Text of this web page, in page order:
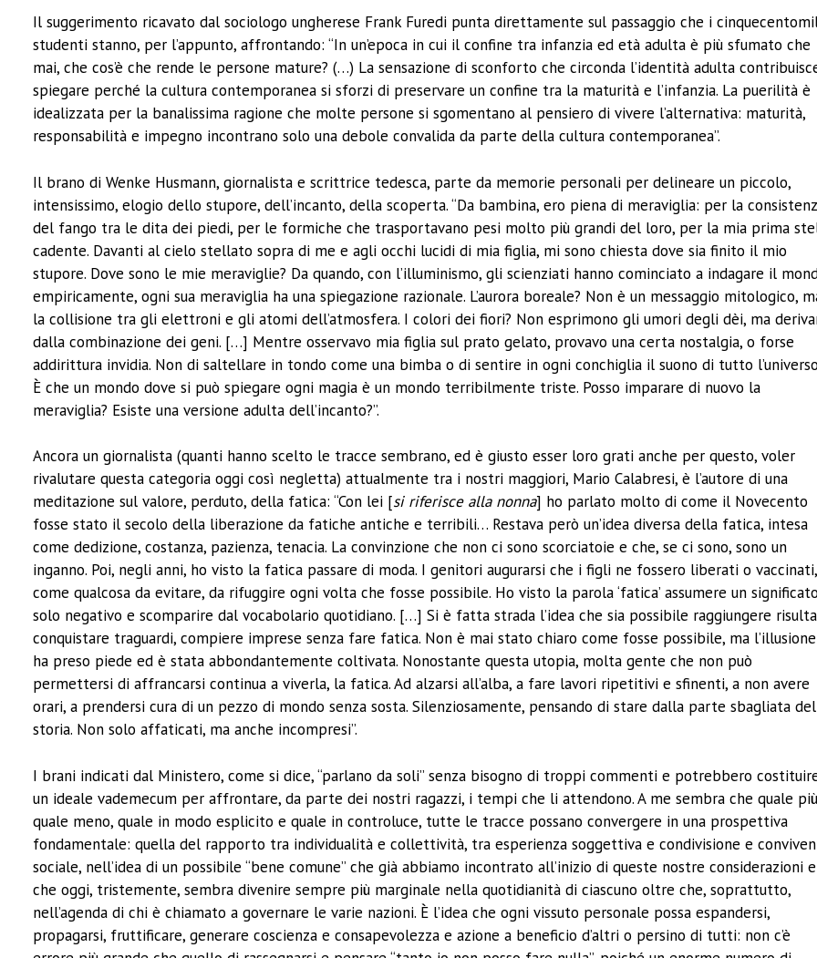
Il suggerimento ricavato dal sociologo ungherese Frank Furedi punta direttamente sul passaggio che i
studenti stanno, per l’appunto, affrontando: “In un’epoca in cui il confine tra infanzia ed età adulta è più sfumato che
mai, che cos’è che rende le persone mature? (…) La sensazione di sconforto che circonda l’identità adulta
spiegare perché la cultura contemporanea si sforzi di preservare un confine tra la maturità e l’infanzia. La puerilità è
idealizzata per la banalissima ragione che molte persone si sgomentano al pensiero di vivere l’alternativa: maturità,
responsabilità e impegno incontrano solo una debole convalida da parte della cultura contemporanea”.
Il brano di Wenke Husmann, giornalista e scrittrice tedesca, parte da memorie personali per delineare un piccolo,
intensissimo, elogio dello stupore, dell’incanto, della scoperta. “Da bambina, ero piena di meraviglia: per la
del fango tra le dita dei piedi, per le formiche che trasportavano pesi molto più grandi del loro, per la mia prima
cadente. Davanti al cielo stellato sopra di me e agli occhi lucidi di mia figlia, mi sono chiesta dove sia finito il mio
stupore. Dove sono le mie meraviglie? Da quando, con l’illuminismo, gli scienziati hanno cominciato a indagare il
empiricamente, ogni sua meraviglia ha una spiegazione razionale. L’aurora boreale? Non è un messaggio mitologico,
la collisione tra gli elettroni e gli atomi dell’atmosfera. I colori dei fiori? Non esprimono gli umori degli dèi, ma
dalla combinazione dei geni. […] Mentre osservavo mia figlia sul prato gelato, provavo una certa nostalgia, o forse
addirittura invidia. Non di saltellare in tondo come una bimba o di sentire in ogni conchiglia il suono di tutto
È che un mondo dove si può spiegare ogni magia è un mondo terribilmente triste. Posso imparare di nuovo la
meraviglia? Esiste una versione adulta dell’incanto?”.
Ancora un giornalista (quanti hanno scelto le tracce sembrano, ed è giusto esser loro grati anche per questo, voler
rivalutare questa categoria oggi così negletta) attualmente tra i nostri maggiori, Mario Calabresi, è l’autore di una
meditazione sul valore, perduto, della fatica: “Con lei [si riferisce alla nonna] ho parlato molto di come il Novecento
fosse stato il secolo della liberazione da fatiche antiche e terribili… Restava però un’idea diversa della fatica, intesa
come dedizione, costanza, pazienza, tenacia. La convinzione che non ci sono scorciatoie e che, se ci sono, sono un
inganno. Poi, negli anni, ho visto la fatica passare di moda. I genitori augurarsi che i figli ne fossero liberati o vaccinati,
come qualcosa da evitare, da rifuggire ogni volta che fosse possibile. Ho visto la parola ‘fatica’ assumere un significato
solo negativo e scomparire dal vocabolario quotidiano. […] Si è fatta strada l’idea che sia possibile raggiungere
conquistare traguardi, compiere imprese senza fare fatica. Non è mai stato chiaro come fosse possibile, ma l’illusione
ha preso piede ed è stata abbondantemente coltivata. Nonostante questa utopia, molta gente che non può
permettersi di affrancarsi continua a viverla, la fatica. Ad alzarsi all’alba, a fare lavori ripetitivi e sfinenti, a non avere
orari, a prendersi cura di un pezzo di mondo senza sosta. Silenziosamente, pensando di stare dalla parte sbagliata
storia. Non solo affaticati, ma anche incompresi”.
I brani indicati dal Ministero, come si dice, “parlano da soli” senza bisogno di troppi commenti e potrebbero
un ideale vademecum per affrontare, da parte dei nostri ragazzi, i tempi che li attendono. A me sembra che quale più
quale meno, quale in modo esplicito e quale in controluce, tutte le tracce possano convergere in una prospettiva
fondamentale: quella del rapporto tra individualità e collettività, tra esperienza soggettiva e condivisione e
sociale, nell’idea di un possibile “bene comune” che già abbiamo incontrato all’inizio di queste nostre considerazioni e
che oggi, tristemente, sembra divenire sempre più marginale nella quotidianità di ciascuno oltre che, soprattutto,
nell’agenda di chi è chiamato a governare le varie nazioni. È l’idea che ogni vissuto personale possa espandersi,
propagarsi, fruttificare, generare coscienza e consapevolezza e azione a beneficio d’altri o persino di tutti: non c’è